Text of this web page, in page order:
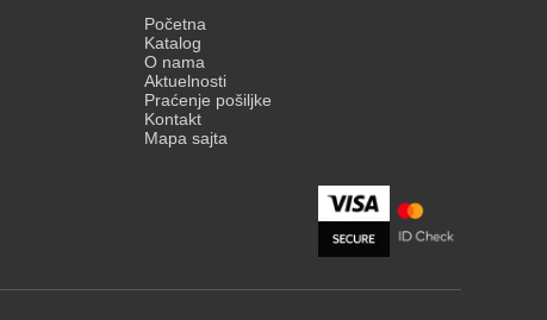
Početna
Katalog
O nama
Aktuelnosti
Praćenje pošiljke
Kontakt
Mapa sajta